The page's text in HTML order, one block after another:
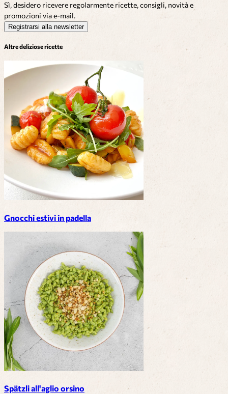
Sì, desidero ricevere regolarmente ricette, consigli, novità e
promozioni via e-mail.
Registrarsi alla newsletter
Altre deliziose ricette
Gnocchi estivi in padella
Spätzli all'aglio orsino